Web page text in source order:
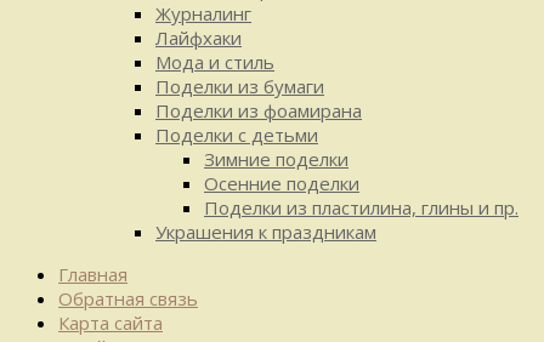
Журналинг
Лайфхаки
Мода и стиль
Поделки из бумаги
Поделки из фоамирана
Поделки с детьми
Зимние поделки
Осенние поделки
Поделки из пластилина, глины и пр.
Украшения к праздникам
Главная
Обратная связь
Карта сайта